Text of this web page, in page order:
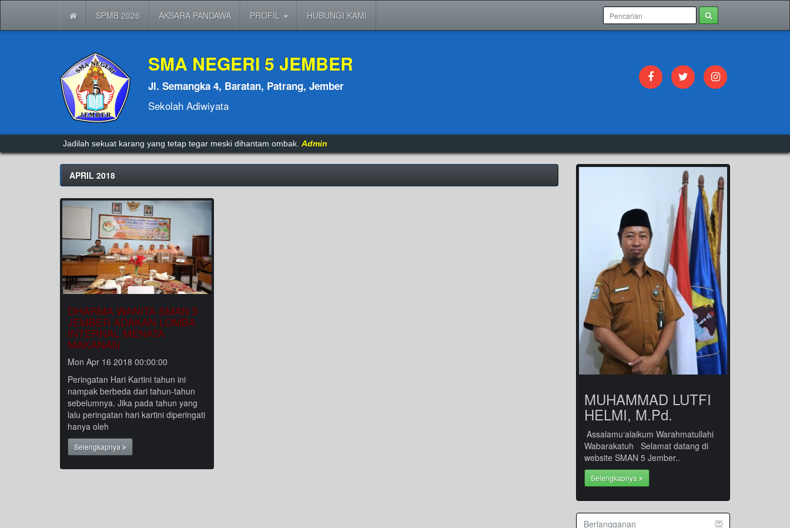
SPMB 2026 AKSARA PANDAWA PROFIL HUBUNGI KAMI
SMA NEGERI 5 JEMBER
Jl. Semangka 4, Baratan, Patrang, Jember
Sekolah Adiwiyata
Jadilah sekuat karang yang tetap tegar meski dihantam ombak. Admin
APRIL 2018
DHARMA WANITA SMAN 5
JEMBER ADAKAN LOMBA
INTERNAL MENATA
MAKANAN
Mon Apr 16 2018 00:00:00
Peringatan Hari Kartini tahun ini
nampak berbeda dari tahun-tahun
sebelumnya. Jika pada tahun yang
lalu peringatan hari kartini diperingati
hanya oleh
Selengkapnya
MUHAMMAD LUTFI
HELMI, M.Pd.
Assalamu‘alaikum Warahmatullahi
Wabarakatuh Selamat datang di
website SMAN 5 Jember..
Selengkapnya